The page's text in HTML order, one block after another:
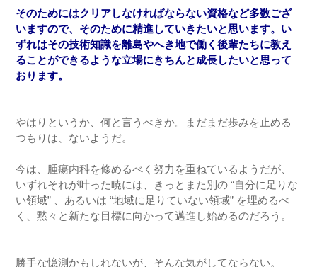
そのためにはクリアしなければならない資格など多数ござ
いますので、そのために精進していきたいと思います。い
ずれはその技術知識を離島やへき地で働く後輩たちに教え
ることができるような立場にきちんと成長したいと思って
おります。
やはりというか、何と言うべきか。まだまだ歩みを止める
つもりは、ないようだ。
今は、腫瘍内科を修めるべく努力を重ねているようだが、
いずれそれが叶った暁には、きっとまた別の “自分に足りな
い領域” 、あるいは “地域に足りていない領域” を埋めるべ
く、黙々と新たな目標に向かって邁進し始めるのだろう。
勝手な憶測かもしれないが、そんな気がしてならない。